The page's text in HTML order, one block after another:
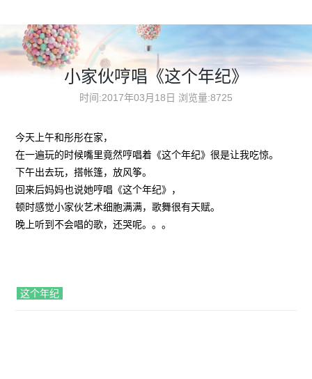
小家伙哼唱《这个年纪》
时间:2017年03月18日 浏览量:8725
今天上午和彤彤在家，
在一遍玩的时候嘴里竟然哼唱着《这个年纪》很是让我吃惊。
下午出去玩，搭帐篷，放风筝。
回来后妈妈也说她哼唱《这个年纪》，
顿时感觉小家伙艺术细胞满满，歌舞很有天赋。
晚上听到不会唱的歌，还哭呢。。。
这个年纪